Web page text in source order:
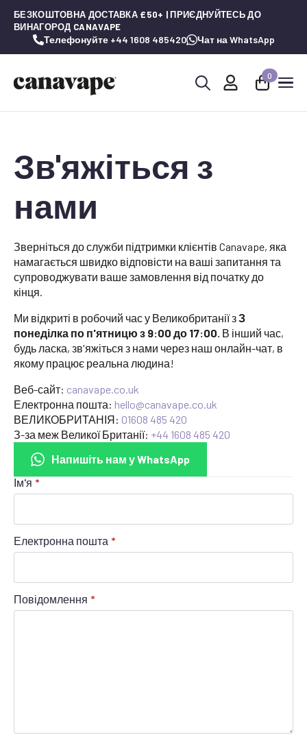
БЕЗКОШТОВНА ДОСТАВКА £50+ | ПРИЄДНУЙТЕСЬ ДО
ВИНАГОРОД CANAVAPE
Телефонуйте +44 1608 485420 Чат на WhatsApp
0
Зв'яжіться з
нами
Зверніться до служби підтримки клієнтів Canavape, яка
намагається швидко відповісти на ваші запитання та
супроводжувати ваше замовлення від початку до
кінця.
Ми відкриті в робочий час у Великобританії зЗ
понеділка по п'ятницю з 9:00 до 17:00. В інший час,
будь ласка, зв'яжіться з нами через наш онлайн-чат, в
якому працює реальна людина!
Веб-сайт: canavape.co.uk
Електронна пошта: hello@canavape.co.uk
ВЕЛИКОБРИТАНІЯ: 01608 485 420
З-за меж Великої Британії: +44 1608 485 420
Напишіть нам у WhatsApp
Ім'я *
Електронна пошта *
Повідомлення *